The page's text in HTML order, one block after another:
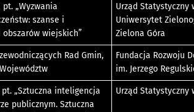
„Wyzwania
szanse i
wiejskich”
Urząd Statystyczny
Uniwersytet
Zielona Góra
Rad Gmin,
Fundacja Rozwoju
im. Jerzego
„Sztuczna inteligencja
publicznym. Sztuczna
Urząd Statystyczny